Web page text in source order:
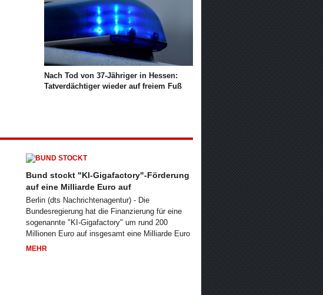
Nach Tod von 37-Jähriger in Hessen:
Tatverdächtiger wieder auf freiem Fuß
Bund stockt "KI-Gigafactory"-Förderung
auf eine Milliarde Euro auf
Berlin (dts Nachrichtenagentur) - Die
Bundesregierung hat die Finanzierung für eine
sogenannte "KI-Gigafactory" um rund 200
Millionen Euro auf insgesamt eine Milliarde Euro
MEHR